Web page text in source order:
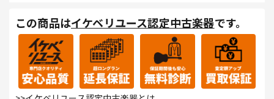
この商品はイケベリユース認定中古楽器です。